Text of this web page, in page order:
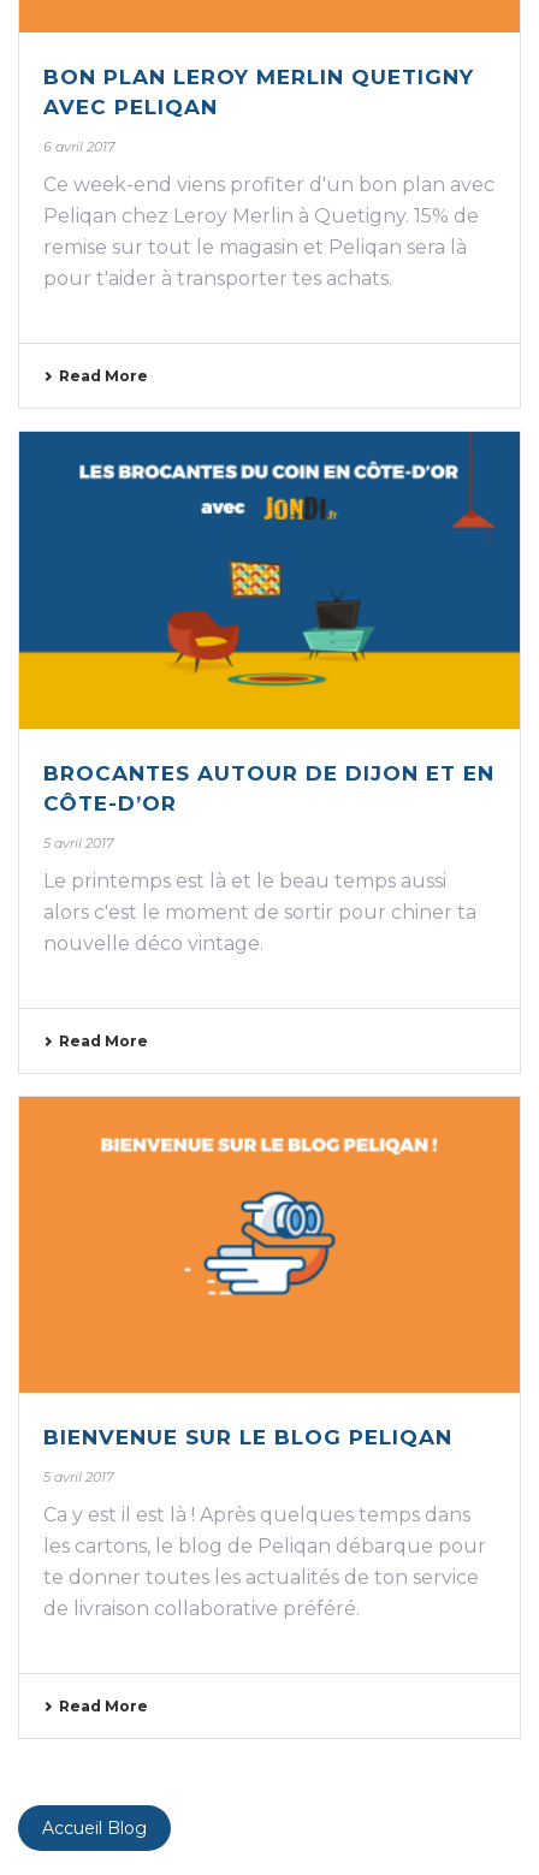
BON PLAN LEROY MERLIN QUETIGNY
AVEC PELIQAN
6 avril 2017
Ce week-end viens profiter d'un bon plan avec
Peliqan chez Leroy Merlin à Quetigny. 15% de
remise sur tout le magasin et Peliqan sera là
pour t'aider à transporter tes achats.
Read More
BROCANTES AUTOUR DE DIJON ET EN
CÔTE-D’OR
5 avril 2017
Le printemps est là et le beau temps aussi
alors c'est le moment de sortir pour chiner ta
nouvelle déco vintage.
Read More
BIENVENUE SUR LE BLOG PELIQAN
5 avril 2017
Ca y est il est là ! Après quelques temps dans
les cartons, le blog de Peliqan débarque pour
te donner toutes les actualités de ton service
de livraison collaborative préféré.
Read More
Accueil Blog